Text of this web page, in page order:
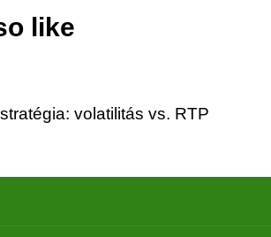
like
volatilitás vs. RTP